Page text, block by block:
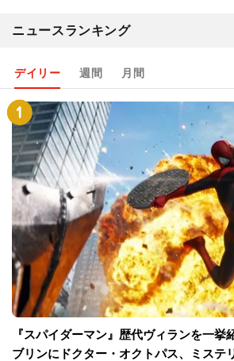
ニュースランキング
デイリー 週間 月間
『スパイダーマン』歴代ヴィランを一挙
ブリンにドクター・オクトパス、ミステ